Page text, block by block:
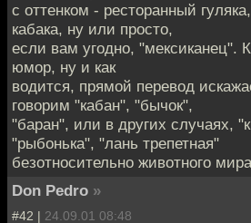
с оттенком - ресторанный
кабака, ну или просто,
если вам угодно, "мексиканец".
юмор, ну и как
водится, прямой перевод
говорим "кабан", "бычок",
"баран", или в других случаях,
"рыбонька", "лань трепетная"
безотносительно животного
Don Pedro »
#42 | 24.09.01 08:48